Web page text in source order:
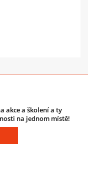
akce a školení a ty
na jednom místě!